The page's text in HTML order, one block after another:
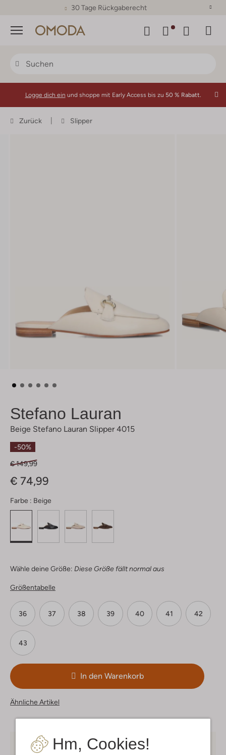
30 Tage Rückgaberecht
Menü
Hm, Cookies!
Logge dich ein und shoppe mit Early Access bis zu 50 % Rabatt.
Zurück Slipper
Stefano Lauran
Beige Stefano Lauran Slipper 4015
-50%
€ 149,99
€ 74,99
Farbe : Beige
Wähle deine Größe: Diese Größe fällt normal aus
Größentabelle
36 37 38 39 40 41 42
43
In den Warenkorb
Ähnliche Artikel
Kostenloser Versandab € 75 für Club-Omoda